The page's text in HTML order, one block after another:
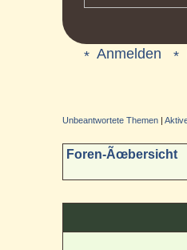
Anmelden
Unbeantwortete Themen |
Foren-Ãœbersicht